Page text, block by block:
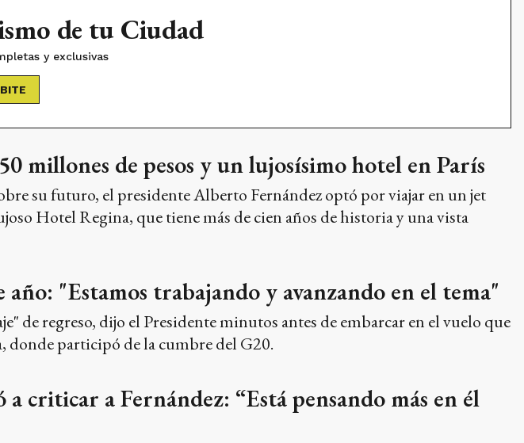
de tu Ciudad
y exclusivas
millones de pesos y un lujosísimo hotel en París
su futuro, el presidente Alberto Fernández optó por viajar en un jet
Hotel Regina, que tiene más de cien años de historia y una vista
"Estamos trabajando y avanzando en el tema"
de regreso, dijo el Presidente minutos antes de embarcar en el vuelo que
donde participó de la cumbre del G20.
criticar a Fernández: “Está pensando más en él